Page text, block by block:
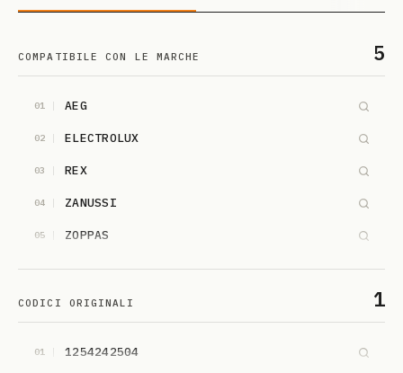
COMPATIBILE CON LE MARCHE 5
01 AEG
02 ELECTROLUX
03 REX
04 ZANUSSI
05 ZOPPAS
CODICI ORIGINALI 1
01 1254242504